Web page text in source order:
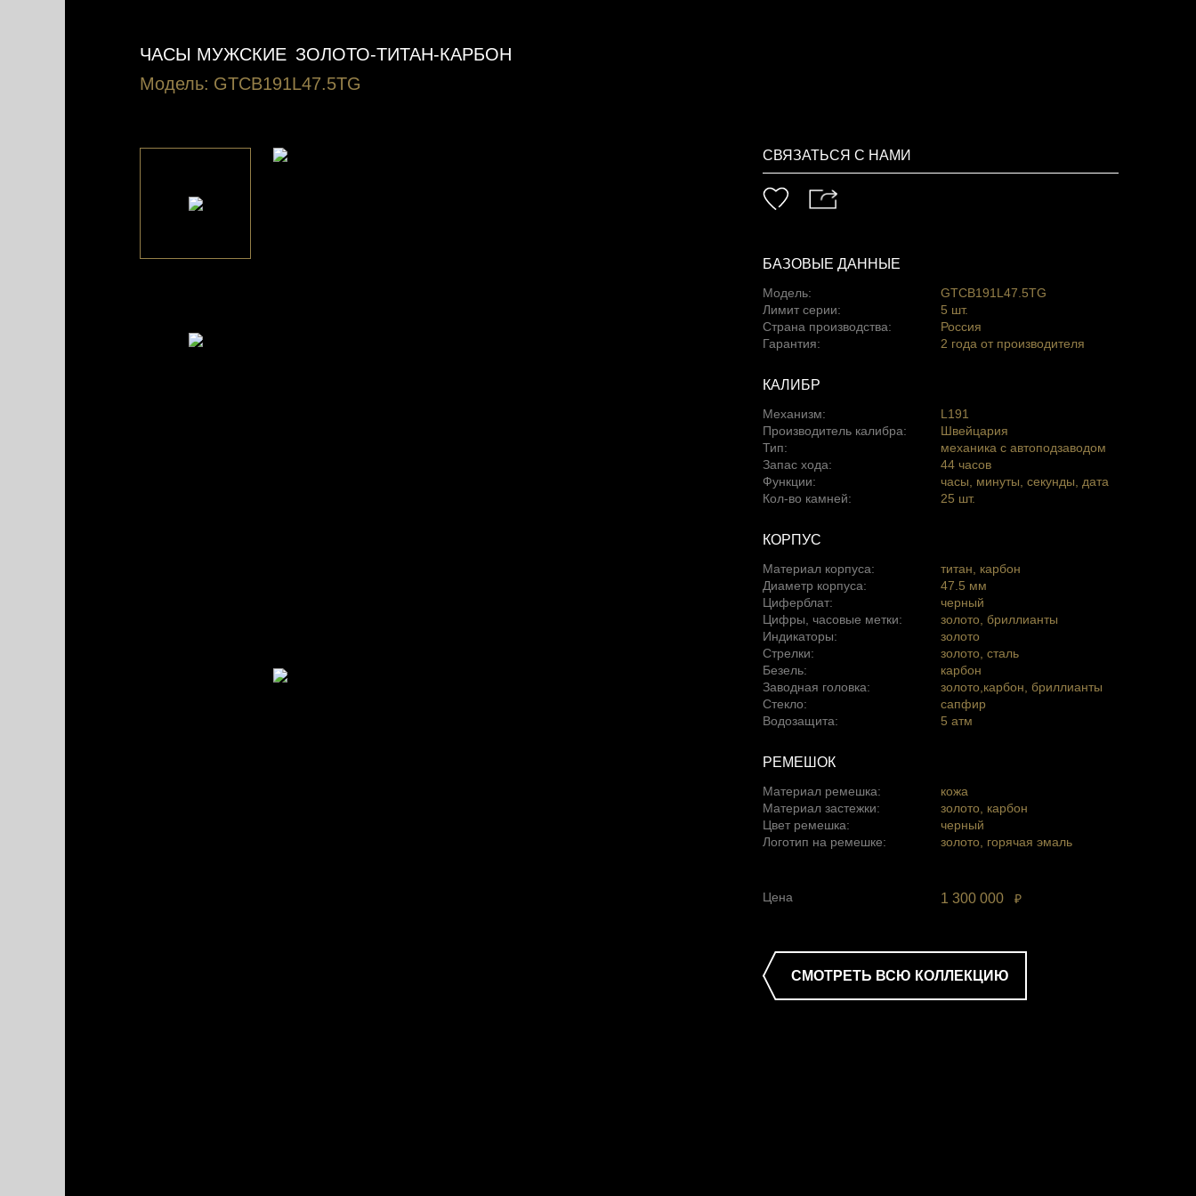
ЧАСЫ МУЖСКИЕ ЗОЛОТО-ТИТАН-КАРБОН
Модель: GTCB191L47.5TG
СВЯЗАТЬСЯ С НАМИ
БАЗОВЫЕ ДАННЫЕ
Модель:
GTCB191L47.5TG
Лимит серии:
5 шт.
Страна производства:
Россия
Гарантия:
2 года от производителя
КАЛИБР
Механизм:
L191
Производитель калибра:
Швейцария
Тип:
механика с автоподзаводом
Запас хода:
44 часов
Функции:
часы, минуты, секунды, дата
Кол-во камней:
25 шт.
КОРПУС
Материал корпуса:
титан, карбон
Диаметр корпуса:
47.5 мм
Циферблат:
черный
Цифры, часовые метки:
золото, бриллианты
Индикаторы:
золото
Стрелки:
золото, сталь
Безель:
карбон
Заводная головка:
золото,карбон, бриллианты
Стекло:
сапфир
Водозащита:
5 атм
РЕМЕШОК
Материал ремешка:
кожа
Материал застежки:
золото, карбон
Цвет ремешка:
черный
Логотип на ремешке:
золото, горячая эмаль
Цена 1 300 000 ₽
СМОТРЕТЬ ВСЮ КОЛЛЕКЦИЮ